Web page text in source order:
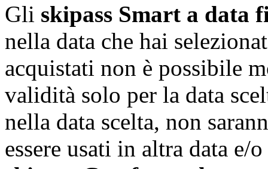
Gli skipass Smart a data
nella data che hai
acquistati non è possibile
validità solo per la data
nella data scelta, non
essere usati in altra data